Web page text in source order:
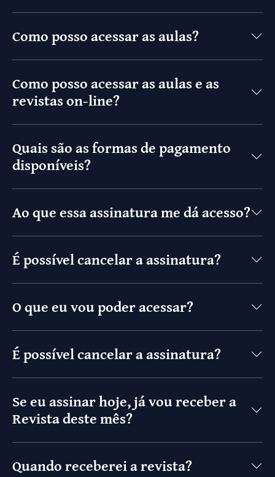
Como posso acessar as aulas?
Como posso acessar as aulas e as
revistas on-line?
Quais são as formas de pagamento
disponíveis?
Ao que essa assinatura me dá acesso?
É possível cancelar a assinatura?
O que eu vou poder acessar?
É possível cancelar a assinatura?
Se eu assinar hoje, já vou receber a
Revista deste mês?
Quando receberei a revista?